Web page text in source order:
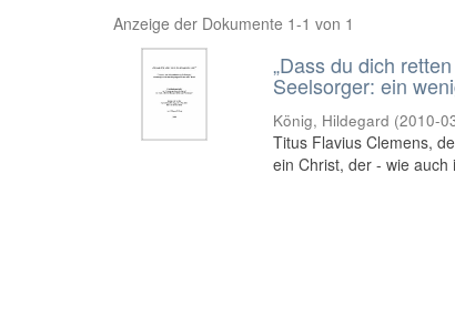
Anzeige der Dokumente 1-1 von 1
„Dass du dich
Seelsorger: ein
König, Hildegard (2010-
Titus Flavius Clemens,
ein Christ, der - wie